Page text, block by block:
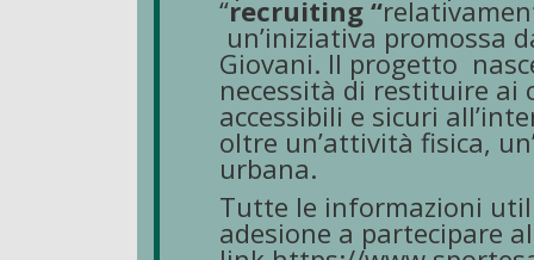
“recruiting “
un’iniziativa promossa
Giovani. Il progetto
necessità di restituire ai
accessibili e sicuri
oltre un’attività fisica,
urbana.
Tutte le informazioni
adesione a partecipare